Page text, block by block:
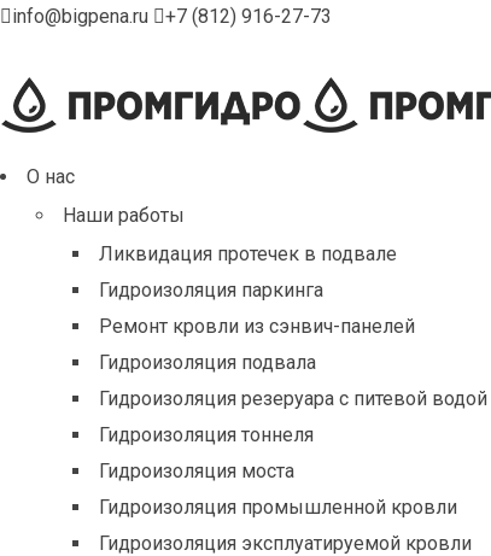
info@bigpena.ru +7 (812) 916-27-73
О нас
Наши работы
Ликвидация протечек в подвале
Гидроизоляция паркинга
Ремонт кровли из сэнвич-панелей
Гидроизоляция подвала
Гидроизоляция резеруара с питевой водой
Гидроизоляция тоннеля
Гидроизоляция моста
Гидроизоляция промышленной кровли
Гидроизоляция эксплуатируемой кровли